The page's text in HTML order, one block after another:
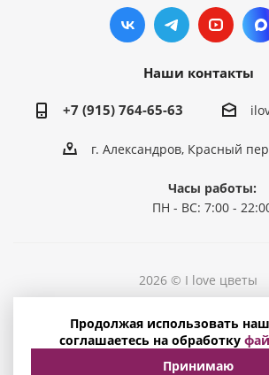
Наши контакты
+7 (915) 764-65-63
г. Александров, Красный
Часы работы:
ПН - ВС: 7:00 -
2026 © I love цветы
Политика
Соглашение на обработку
Продолжая использовать
соглашаетесь на обработку
Принимаю